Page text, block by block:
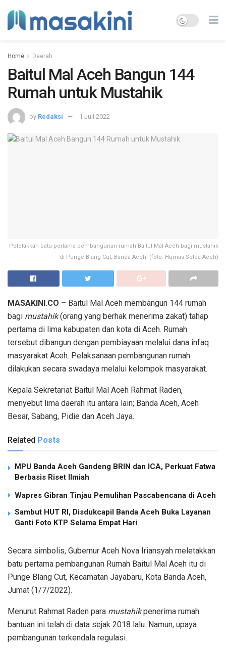
Home Daerah
Baitul Mal Aceh Bangun 144
Rumah untuk Mustahik
by Redaksi 1 Juli 2022
Peletakkan batu pertama pembangunan rumah Baitul Mal Aceh bagi mustahik
di Punge Blang Cut, Banda Aceh. (foto: Humas Setda Aceh)
MASAKINI.CO – Baitul Mal Aceh membangun 144 rumah
bagi mustahik(orang yang berhak menerima zakat) tahap
pertama di lima kabupaten dan kota di Aceh. Rumah
tersebut dibangun dengan pembiayaan melalui dana infaq
masyarakat Aceh. Pelaksanaan pembangunan rumah
dilakukan secara swadaya melalui kelompok masyarakat.
Kepala Sekretariat Baitul Mal Aceh Rahmat Raden,
menyebut lima daerah itu antara lain; Banda Aceh, Aceh
Besar, Sabang, Pidie dan Aceh Jaya.
Related Posts
MPU Banda Aceh Gandeng BRIN dan ICA, Perkuat Fatwa
Berbasis Riset Ilmiah
Wapres Gibran Tinjau Pemulihan Pascabencana di Aceh
Sambut HUT RI, Disdukcapil Banda Aceh Buka Layanan
Ganti Foto KTP Selama Empat Hari
Secara simbolis, Gubernur Aceh Nova Iriansyah meletakkan
batu pertama pembangunan Rumah Baitul Mal Aceh itu di
Punge Blang Cut, Kecamatan Jayabaru, Kota Banda Aceh,
Jumat (1/7/2022).
Menurut Rahmat Raden para mustahikpenerima rumah
bantuan ini telah di data sejak 2018 lalu. Namun, upaya
pembangunan terkendala regulasi.